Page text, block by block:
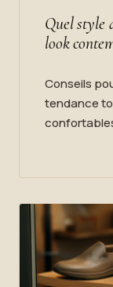
Quel style
look
Conseils
tendance